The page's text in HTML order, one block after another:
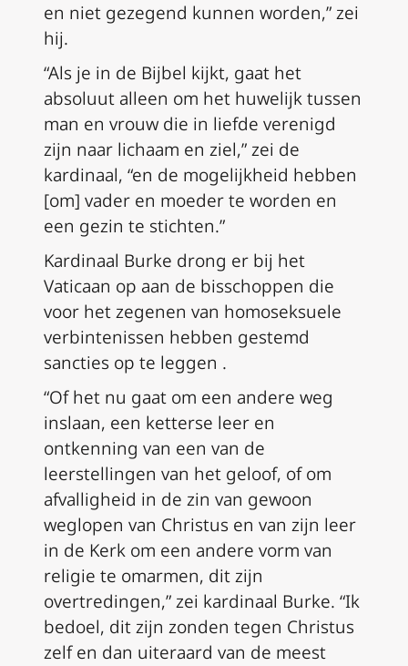
en niet gezegend kunnen worden,” zei
hij.
“Als je in de Bijbel kijkt, gaat het
absoluut alleen om het huwelijk tussen
man en vrouw die in liefde verenigd
zijn naar lichaam en ziel,” zei de
kardinaal, “en de mogelijkheid hebben
[om] vader en moeder te worden en
een gezin te stichten.”
Kardinaal Burke drong er bij het
Vaticaan op aan de bisschoppen die
voor het zegenen van homoseksuele
verbintenissen hebben gestemd
sancties op te leggen .
“Of het nu gaat om een andere weg
inslaan, een ketterse leer en
ontkenning van een van de
leerstellingen van het geloof, of om
afvalligheid in de zin van gewoon
weglopen van Christus en van zijn leer
in de Kerk om een andere vorm van
religie te omarmen, dit zijn
overtredingen,” zei kardinaal Burke. “Ik
bedoel, dit zijn zonden tegen Christus
zelf en dan uiteraard van de meest